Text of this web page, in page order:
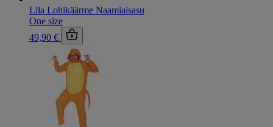
Lila Lohikäärme Naamiaisasu
One size
49,90 €